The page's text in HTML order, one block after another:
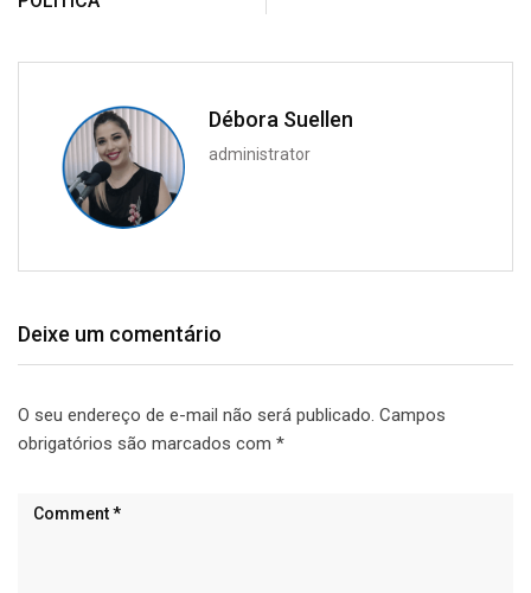
Débora Suellen
administrator
Deixe um comentário
O seu endereço de e-mail não será publicado. Campos
obrigatórios são marcados com *